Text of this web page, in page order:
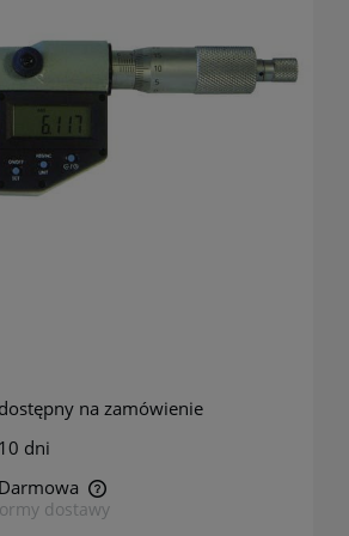
dostępny na zamówienie
10 dni
Darmowa
kosztów płatności
dostawy